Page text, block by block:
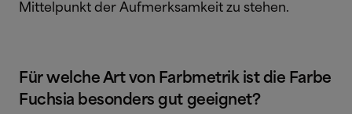
Mittelpunkt der Aufmerksamkeit zu stehen.
Für welche Art von Farbmetrik ist die Farbe
Fuchsia besonders gut geeignet?